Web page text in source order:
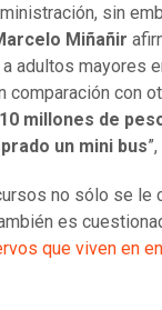
sin
Miñañir
adultos mayores
comparación con
millones de
un mini bus
no sólo se le
es
que viven en